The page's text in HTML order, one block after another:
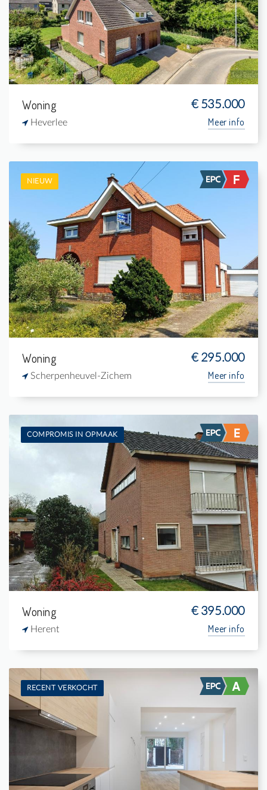
4
987 m²
1
140 m²
Woning € 535.000
Heverlee Meer info
NIEUW
Te koop: Eengezinswoning
3
560 m²
1
-
Woning € 295.000
Scherpenheuvel-Zichem Meer info
COMPROMIS IN OPMAAK
Te koop: Eengezinswoning
2
374 m²
-
-
Woning € 395.000
Herent Meer info
RECENT VERKOCHT
Te koop: Burgerwoning
4
400 m²
-